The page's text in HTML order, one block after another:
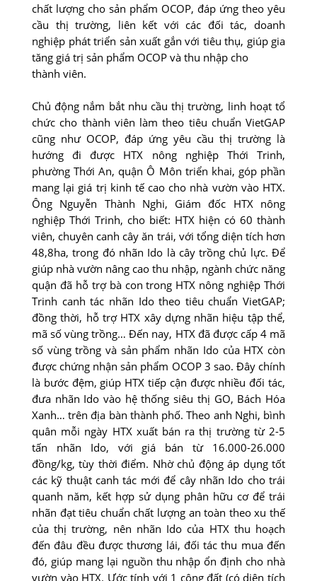
chất lượng cho sản phẩm OCOP, đáp ứng theo yêu
cầu thị trường, liên kết với các đối tác, doanh
nghiệp phát triển sản xuất gắn với tiêu thụ, giúp gia
tăng giá trị sản phẩm OCOP và thu nhập cho
thành viên.
Chủ động nắm bắt nhu cầu thị trường, linh hoạt tổ
chức cho thành viên làm theo tiêu chuẩn VietGAP
cũng như OCOP, đáp ứng yêu cầu thị trường là
hướng đi được HTX nông nghiệp Thới Trinh,
phường Thới An, quận Ô Môn triển khai, góp phần
mang lại giá trị kinh tế cao cho nhà vườn vào HTX.
Ông Nguyễn Thành Nghi, Giám đốc HTX nông
nghiệp Thới Trinh, cho biết: HTX hiện có 60 thành
viên, chuyên canh cây ăn trái, với tổng diện tích hơn
48,8ha, trong đó nhãn Ido là cây trồng chủ lực. Ðể
giúp nhà vườn nâng cao thu nhập, ngành chức năng
quận đã hỗ trợ bà con trong HTX nông nghiệp Thới
Trinh canh tác nhãn Ido theo tiêu chuẩn VietGAP;
đồng thời, hỗ trợ HTX xây dựng nhãn hiệu tập thể,
mã số vùng trồng… Ðến nay, HTX đã được cấp 4 mã
số vùng trồng và sản phẩm nhãn Ido của HTX còn
được chứng nhận sản phẩm OCOP 3 sao. Ðây chính
là bước đệm, giúp HTX tiếp cận được nhiều đối tác,
đưa nhãn Ido vào hệ thống siêu thị GO, Bách Hóa
Xanh… trên địa bàn thành phố. Theo anh Nghi, bình
quân mỗi ngày HTX xuất bán ra thị trường từ 2-5
tấn nhãn Ido, với giá bán từ 16.000-26.000
đồng/kg, tùy thời điểm. Nhờ chủ động áp dụng tốt
các kỹ thuật canh tác mới để cây nhãn Ido cho trái
quanh năm, kết hợp sử dụng phân hữu cơ để trái
nhãn đạt tiêu chuẩn chất lượng an toàn theo xu thế
của thị trường, nên nhãn Ido của HTX thu hoạch
đến đâu đều được thương lái, đối tác thu mua đến
đó, giúp mang lại nguồn thu nhập ổn định cho nhà
vườn vào HTX. Ước tính với 1 công đất (có diện tích